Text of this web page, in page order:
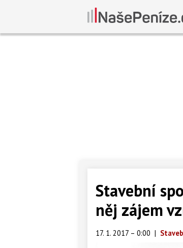
Stavební
něj zájem
17. 1. 2017 – 0:00 |